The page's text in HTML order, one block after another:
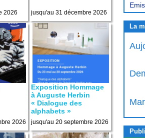
2026 jusqu'au 31 décembre 2026
2026
Exposition Hommage
à Auguste Herbin
« Dialogue des
alphabets »
jusqu'au 20 septembre 2026
La